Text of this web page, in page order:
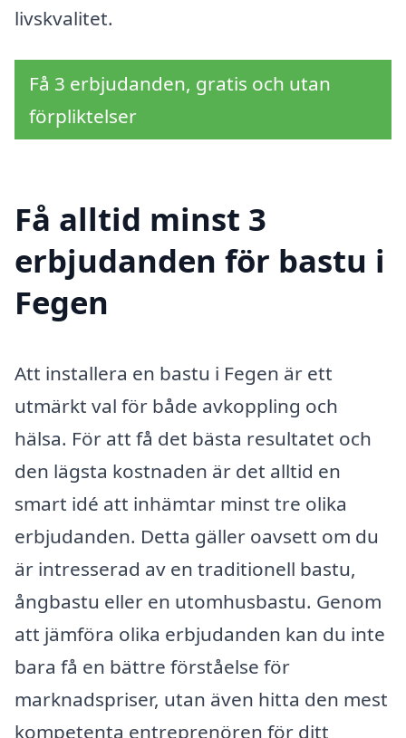
livskvalitet.
Få 3 erbjudanden, gratis och utan
förpliktelser
Få alltid minst 3
erbjudanden för bastu i
Fegen
Att installera en bastu i Fegen är ett
utmärkt val för både avkoppling och
hälsa. För att få det bästa resultatet och
den lägsta kostnaden är det alltid en
smart idé att inhämtar minst tre olika
erbjudanden. Detta gäller oavsett om du
är intresserad av en traditionell bastu,
ångbastu eller en utomhusbastu. Genom
att jämföra olika erbjudanden kan du inte
bara få en bättre förståelse för
marknadspriser, utan även hitta den mest
kompetenta entreprenören för ditt